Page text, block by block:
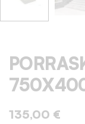
135,00 €